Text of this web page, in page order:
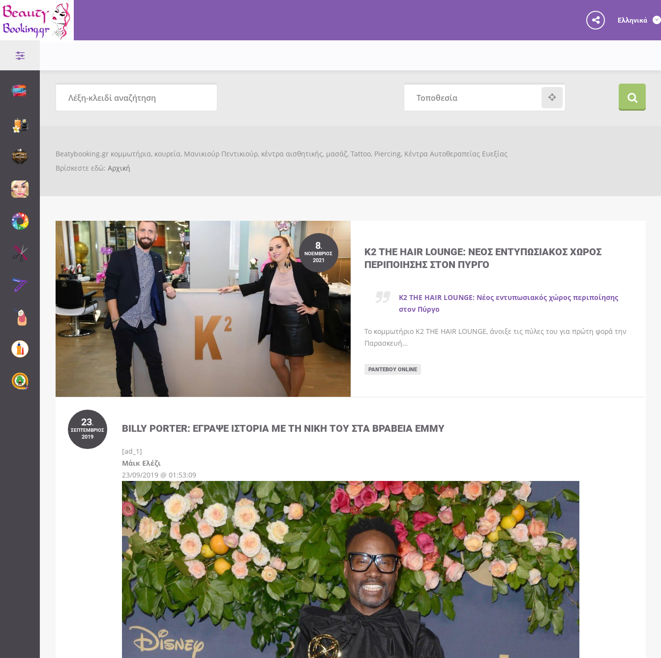
Ελληνικά
Beatybooking.gr κομμωτήρια, κουρεία, Μανικιούρ Πεντικιούρ, κέντρα αισθητικής, μασάζ, Tattoo, Piercing, Κέντρα Αυτοθεραπείας Ευεξίας
Βρίσκεστε εδώ: Αρχική
8.
ΝΟΈΜΒΡΙΟΣ
2021
K2 THE HAIR LOUNGE: ΝΈΟΣ ΕΝΤΥΠΩΣΙΑΚΌΣ ΧΏΡΟΣ
ΠΕΡΙΠΟΊΗΣΗΣ ΣΤΟΝ ΠΎΡΓΟ
K2 THE HAIR LOUNGE: Νέος εντυπωσιακός χώρος περιποίησης
στον Πύργο
Το κομμωτήριο K2 THE HAIR LOUNGE, άνοιξε τις πύλες του για πρώτη φορά την
Παρασκευή…
ΡΑΝΤΕΒΟΎ ONLINE
23.
ΣΕΠΤΈΜΒΡΙΟΣ
2019
BILLY PORTER: ΈΓΡΑΨΕ ΙΣΤΟΡΊΑ ΜΕ ΤΗ ΝΊΚΗ ΤΟΥ ΣΤΑ ΒΡΑΒΕΊΑ EMMY
[ad_1]
Μάικ ΕλέζιInstagram
23/09/2019 @ 01:53:09